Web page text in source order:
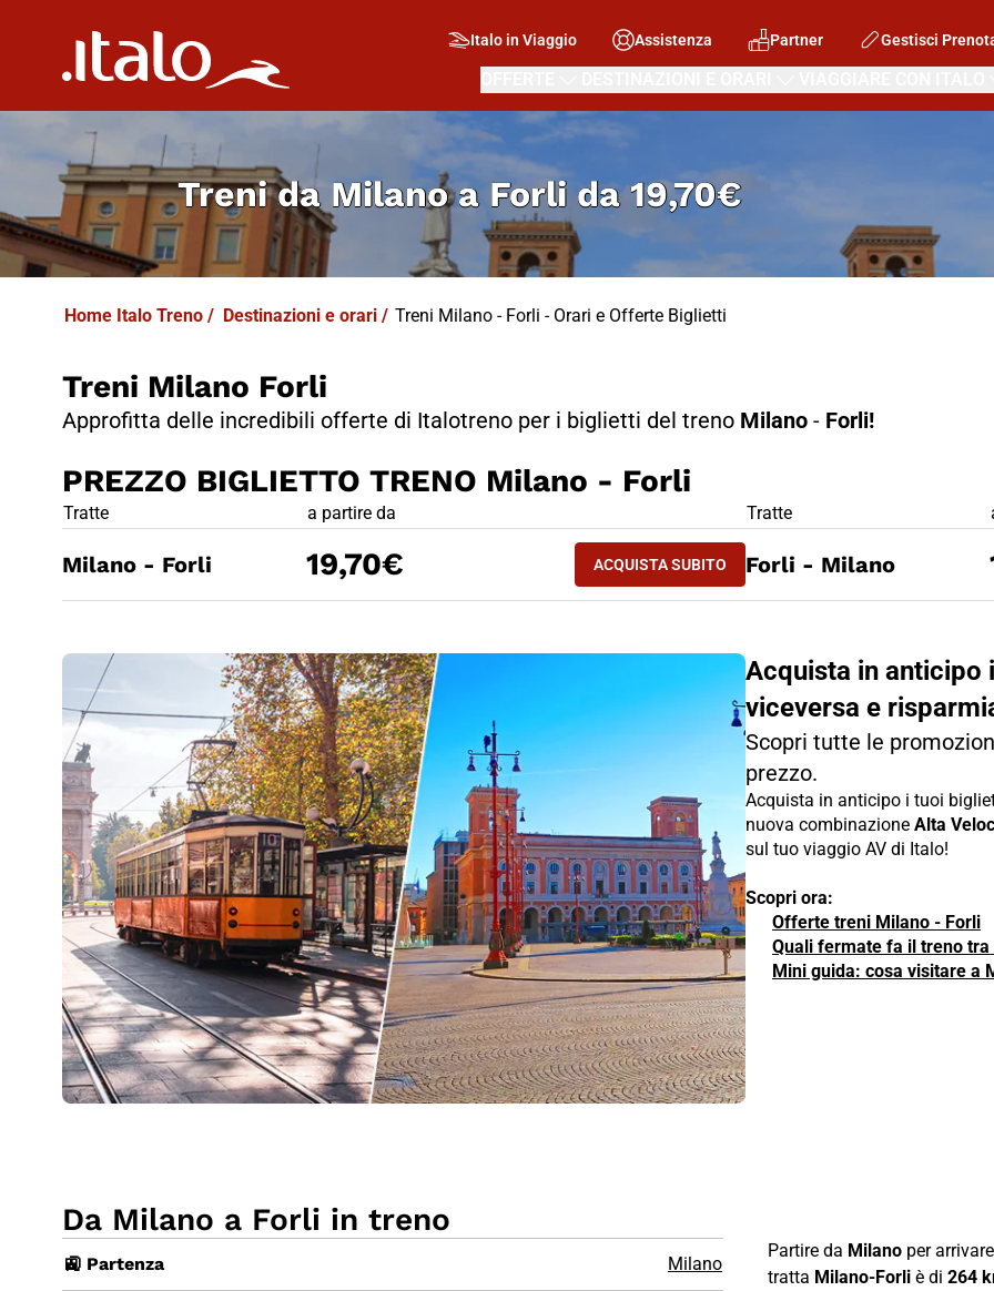
Italo in Viaggio Assistenza Partner Gestisci
Treni da Milano a Forlida19,70€
Home Italo Treno / Destinazioni e orari / Treni Milano - Forli - Orari e Offerte Biglietti
Treni Milano Forli
Approfitta delle incredibili offerte di Italotreno per i biglietti del treno Milano - Forli!
PREZZO BIGLIETTO TRENO Milano - Forli
Tratte a partire da
ACQUISTA SUBITO
Milano - Forli 19,70€ ACQUISTA SUBITO
MILANO - FORLI
Tratte
Forli - Milano
Acquista in anticipo
viceversa e
Scopri tutte le
prezzo.
Acquista in anticipo i tuoi
nuova combinazione Alta
sul tuo viaggio AV di Italo!
Scopri ora:
Offerte treni Milano - Forli
Quali fermate fa il treno tra
Mini guida: cosa visitare a
Da Milano a Forli in treno
🚉 Partenza Milano
Partire da Milano per
tratta Milano-Forli è di 264